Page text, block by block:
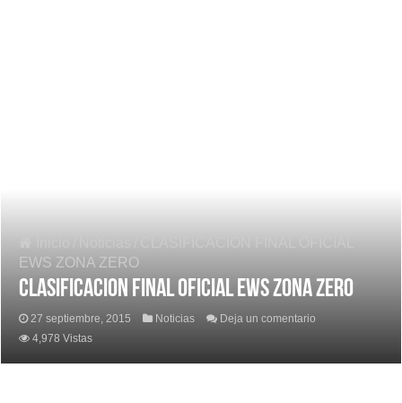
EWS ZONA ZERO
CLASIFICACION FINAL OFICIAL EWS ZONA ZERO
27 septiembre, 2015 Noticias
Deja un comentario
4,978 Vistas